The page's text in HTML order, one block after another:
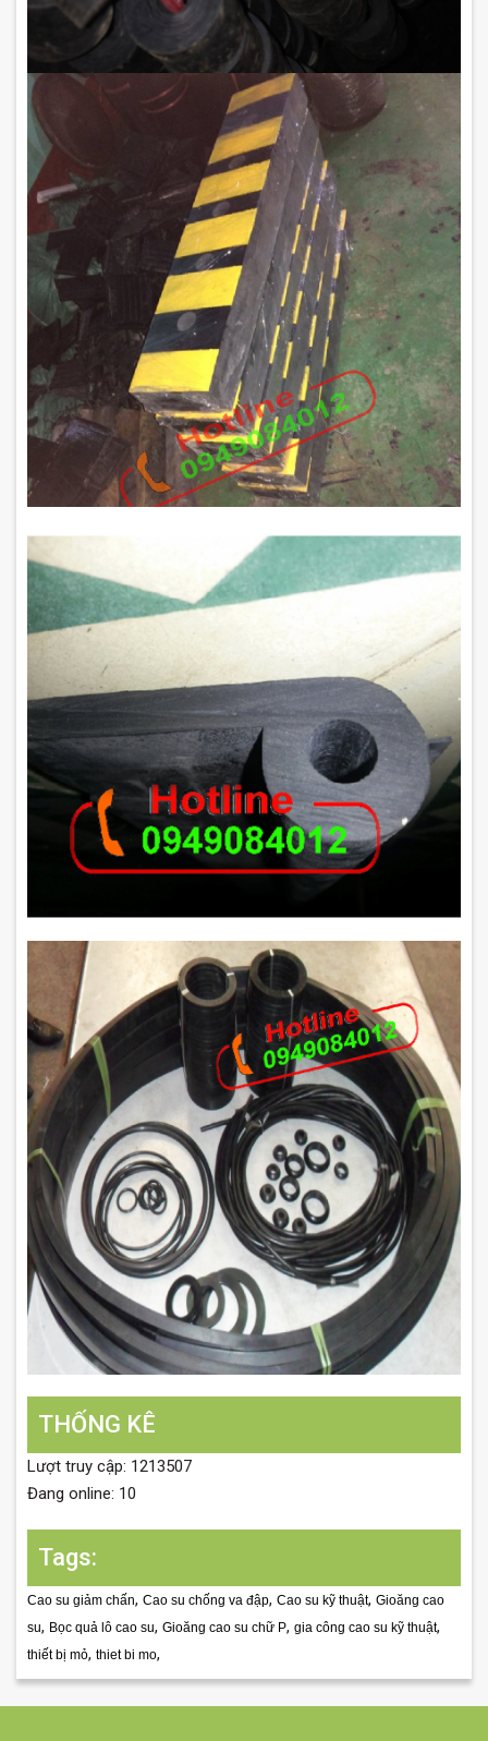
THỐNG KÊ
Lượt truy cập: 1213507
Đang online: 10
Tags:
Cao su giảm chấn, Cao su chống va đập, Cao su kỹ thuật, Gioăng cao
su, Bọc quả lô cao su, Gioăng cao su chữ P, gia công cao su kỹ thuật,
thiết bị mỏ, thiet bi mo,